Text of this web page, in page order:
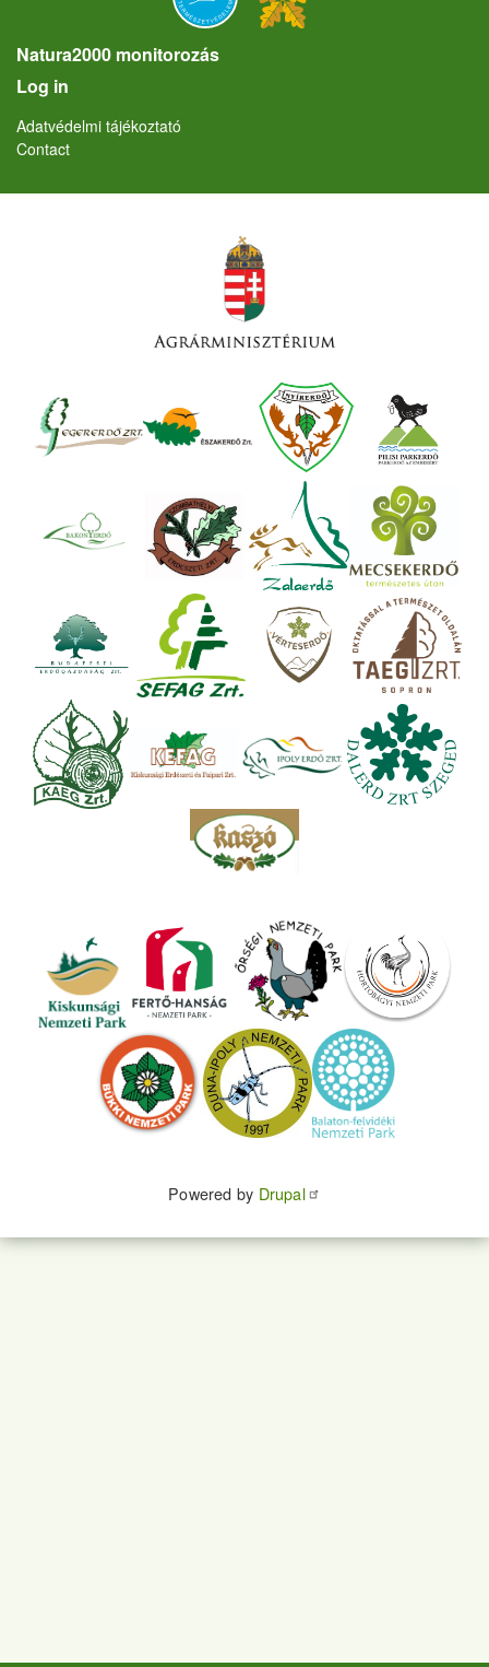
Natura2000 monitorozás
User account menu
Log in
Lábléc
Adatvédelmi tájékoztató
Contact
Powered by Drupal